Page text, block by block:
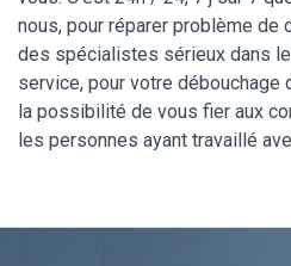
nous, pour réparer problème de
des spécialistes sérieux dans
service, pour votre débouchage
la possibilité de vous fier aux
les personnes ayant travaillé